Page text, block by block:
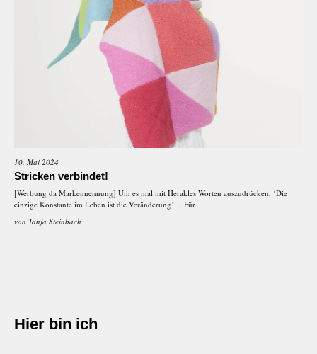
10. Mai 2024
Stricken verbindet!
[Werbung da Markennennung] Um es mal mit Herakles Worten auszudrücken, ‘Die
einzige Konstante im Leben ist die Veränderung’… Für...
von Tanja Steinbach
Hier bin ich